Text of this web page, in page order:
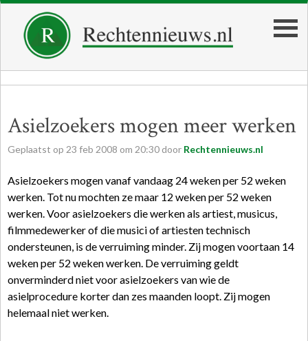
Asielzoekers mogen meer werken
Geplaatst op 23 feb 2008 om 20:30 door Rechtennieuws.nl
Asielzoekers mogen vanaf vandaag 24 weken per 52 weken
werken. Tot nu mochten ze maar 12 weken per 52 weken
werken. Voor asielzoekers die werken als artiest, musicus,
filmmedewerker of die musici of artiesten technisch
ondersteunen, is de verruiming minder. Zij mogen voortaan 14
weken per 52 weken werken. De verruiming geldt
onverminderd niet voor asielzoekers van wie de
asielprocedure korter dan zes maanden loopt. Zij mogen
helemaal niet werken.